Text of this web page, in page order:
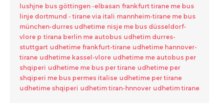
lushjne bus göttingen -elbasan frankfurt tirane me bus
linje dortmund - tirane via itali mannheim-tirane me bus
münchen-durres udhetime nisje me bus düsseldorf-
vlore p tirana berlin me autobus udhetim durres-
stuttgart udhetime frankfurt-tirane udhetime hannover-
tirane udhetime kassel-vlore udhetime me autobus per
shqiperi udhetime me bus per tirane udhetime per
shqiperi me bus permes italise udhetime per tirane
udhetime shqiperi udhetim tiran-hnnover udhetim tirane